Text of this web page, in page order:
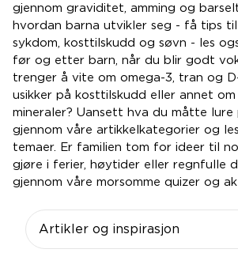
gjennom graviditet, amming og
hvordan barna utvikler seg - få tips
sykdom, kosttilskudd og søvn - les
før og etter barn, når du blir godt
trenger å vite om omega-3, tran og
usikker på kosttilskudd eller annet
mineraler? Uansett hva du måtte lure
gjennom våre artikkelkategorier og
temaer. Er familien tom for ideer til
gjøre i ferier, høytider eller regnfulle
gjennom våre morsomme quizer og
Artikler og inspirasjon